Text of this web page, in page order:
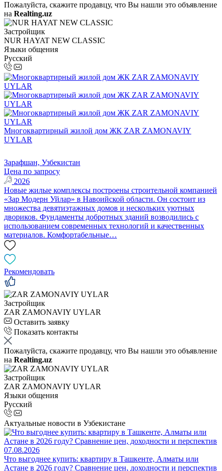
Пожалуйста, скажите продавцу, что Вы нашли это объявление
на Realting.uz
Застройщик
NUR HAYAT NEW CLASSIC
Языки общения
Русский
Многоквартирный жилой дом ЖК ZAR ZAMONAVIY
UYLAR
Зарафшан, Узбекистан
Цена по запросу
2026
Новые жилые комплексы построены строительной компанией
«Зар Модерн Уйлар» в Навоийской области. Он состоит из
множества девятиэтажных домов и нескольких уютных
двориков. Фундаменты добротных зданий возводились с
использованием современных технологий и качественных
материалов. Комфортабельные…
Рекомендовать
Застройщик
ZAR ZAMONAVIY UYLAR
Оставить заявку
Показать контакты
Пожалуйста, скажите продавцу, что Вы нашли это объявление
на Realting.uz
Застройщик
ZAR ZAMONAVIY UYLAR
Языки общения
Русский
Актуальные новости в Узбекистане
07.08.2026
Что выгоднее купить: квартиру в Ташкенте, Алматы или
Астане в 2026 году? Сравнение цен, доходности и перспектив